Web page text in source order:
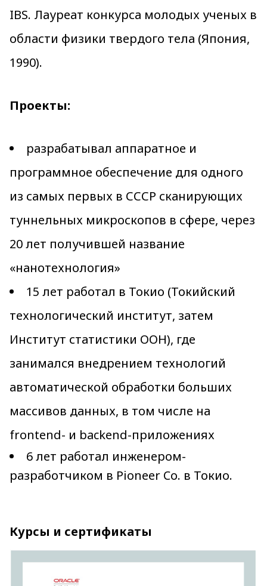
IBS. Лауреат конкурса молодых ученых в
области физики твердого тела (Япония,
1990).
Проекты:
разрабатывал аппаратное и
программное обеспечение для одного
из самых первых в СССР сканирующих
туннельных микроскопов в сфере, через
20 лет получившей название
«нанотехнология»
15 лет работал в Токио (Токийский
технологический институт, затем
Институт статистики ООН), где
занимался внедрением технологий
автоматической обработки больших
массивов данных, в том числе на
frontend- и backend-приложениях
6 лет работал инженером-
разработчиком в Pioneer Co. в Токио.
Курсы и сертификаты